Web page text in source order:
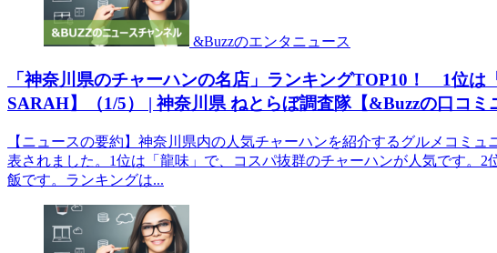
&Buzzのエンタニュース
「神奈川県のチャーハンの名店」ランキングTOP10！ 1位は
SARAH】（1/5） | 神奈川県 ねとらぼ調査隊【&Buzzの口コミ
【ニュースの要約】神奈川県内の人気チャーハンを紹介するグルメコミ
表されました。1位は「龍味」で、コスパ抜群のチャーハンが人気です。
飯です。ランキングは...